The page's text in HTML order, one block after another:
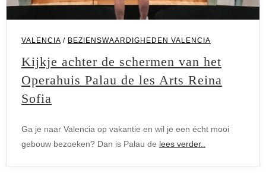
VALENCIA / BEZIENSWAARDIGHEDEN VALENCIA
Kijkje achter de schermen van het
Operahuis Palau de les Arts Reina
Sofia
Ga je naar Valencia op vakantie en wil je een écht mooi
gebouw bezoeken? Dan is Palau de lees verder..